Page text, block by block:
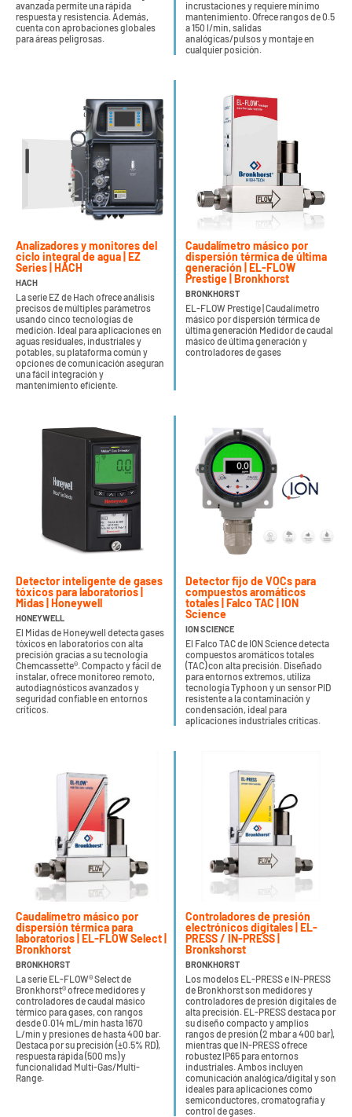
avanzada permite una rápida
respuesta y resistencia. Además,
cuenta con aprobaciones globales
para áreas peligrosas.
incrustaciones y requiere mínimo
mantenimiento. Ofrece rangos de 0.5
a 150 l/min, salidas
analógicas/pulsos y montaje en
cualquier posición.
Analizadores y monitores del
ciclo integral de agua | EZ
Series | HACH
HACH
La serie EZ de Hach ofrece análisis
precisos de múltiples parámetros
usando cinco tecnologías de
medición. Ideal para aplicaciones en
aguas residuales, industriales y
potables, su plataforma común y
opciones de comunicación aseguran
una fácil integración y
mantenimiento eficiente.
Caudalímetro másico por
dispersión térmica de última
generación | EL-FLOW
Prestige | Bronkhorst
BRONKHORST
EL-FLOW Prestige | Caudalímetro
másico por dispersión térmica de
última generación Medidor de caudal
másico de última generación y
controladores de gases
Detector inteligente de gases
tóxicos para laboratorios |
Midas | Honeywell
HONEYWELL
El Midas de Honeywell detecta gases
tóxicos en laboratorios con alta
precisión gracias a su tecnología
Chemcassette®. Compacto y fácil de
instalar, ofrece monitoreo remoto,
autodiagnósticos avanzados y
seguridad confiable en entornos
críticos.
Detector fijo de VOCs para
compuestos aromáticos
totales | Falco TAC | ION
Science
ION SCIENCE
El Falco TAC de ION Science detecta
compuestos aromáticos totales
(TAC) con alta precisión. Diseñado
para entornos extremos, utiliza
tecnología Typhoon y un sensor PID
resistente a la contaminación y
condensación, ideal para
aplicaciones industriales críticas.
Caudalímetro másico por
dispersión térmica para
laboratorios | EL-FLOW Select |
Bronkhorst
BRONKHORST
La serie EL-FLOW® Select de
Bronkhorst® ofrece medidores y
controladores de caudal másico
térmico para gases, con rangos
desde 0.014 mL/min hasta 1670
L/min y presiones de hasta 400 bar.
Destaca por su precisión (±0.5% RD),
respuesta rápida (500 ms) y
funcionalidad Multi-Gas/Multi-
Range.
Controladores de presión
electrónicos digitales | EL-
PRESS / IN-PRESS |
Bronkshorst
BRONKHORST
Los modelos EL-PRESS e IN-PRESS
de Bronkhorst son medidores y
controladores de presión digitales de
alta precisión. EL-PRESS destaca por
su diseño compacto y amplios
rangos de presión (2 mbar a 400 bar),
mientras que IN-PRESS ofrece
robustez IP65 para entornos
industriales. Ambos incluyen
comunicación analógica/digital y son
ideales para aplicaciones como
semiconductores, cromatografía y
control de gases.